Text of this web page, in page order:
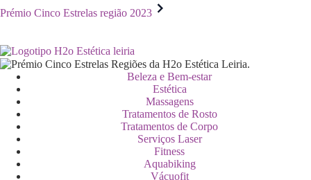
Prémio Cinco Estrelas região 2023
Beleza e Bem-estar
Estética
Massagens
Tratamentos de Rosto
Tratamentos de Corpo
Serviços Laser
Fitness
Aquabiking
Vácuofit